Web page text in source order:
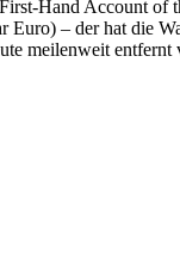
Hand Account of
– der hat die
meilenweit